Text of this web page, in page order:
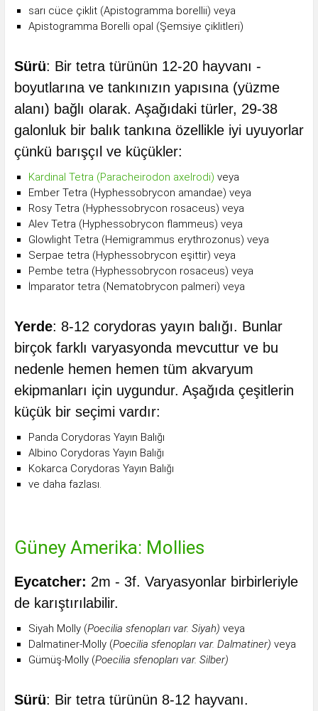
sarı cüce çiklit (Apistogramma borellii) veya
Apistogramma Borelli opal (Şemsiye çiklitleri)
Sürü: Bir tetra türünün 12-20 hayvanı -
boyutlarına ve tankınızın yapısına (yüzme
alanı) bağlı olarak. Aşağıdaki türler, 29-38
galonluk bir balık tankına özellikle iyi uyuyorlar
çünkü barışçıl ve küçükler:
Kardinal Tetra (Paracheirodon axelrodi) veya
Ember Tetra (Hyphessobrycon amandae) veya
Rosy Tetra (Hyphessobrycon rosaceus) veya
Alev Tetra (Hyphessobrycon flammeus) veya
Glowlight Tetra (Hemigrammus erythrozonus) veya
Serpae tetra (Hyphessobrycon eşittir) veya
Pembe tetra (Hyphessobrycon rosaceus) veya
İmparator tetra (Nematobrycon palmeri) veya
Yerde: 8-12 corydoras yayın balığı. Bunlar
birçok farklı varyasyonda mevcuttur ve bu
nedenle hemen hemen tüm akvaryum
ekipmanları için uygundur. Aşağıda çeşitlerin
küçük bir seçimi vardır:
Panda Corydoras Yayın Balığı
Albino Corydoras Yayın Balığı
Kokarca Corydoras Yayın Balığı
ve daha fazlası.
Güney Amerika: Mollies
Eycatcher: 2m - 3f. Varyasyonlar birbirleriyle
de karıştırılabilir.
Siyah Molly (Poecilia sfenopları var. Siyah) veya
Dalmatiner-Molly (Poecilia sfenopları var. Dalmatiner) veya
Gümüş-Molly (Poecilia sfenopları var. Silber)
Sürü: Bir tetra türünün 8-12 hayvanı.